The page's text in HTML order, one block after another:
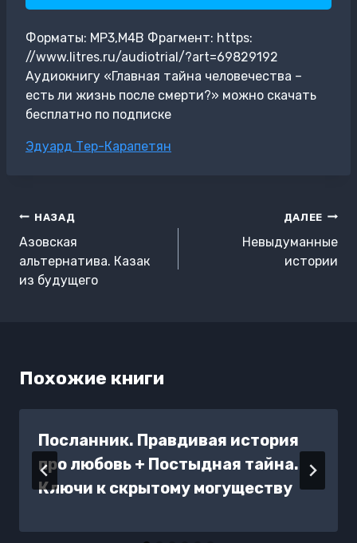
Форматы: MP3,M4B Фрагмент: https:
//www.litres.ru/audiotrial/?art=69829192
Аудиокнигу «Главная тайна человечества –
есть ли жизнь после смерти?» можно скачать
бесплатно по подписке
Метки
Эдуард Тер-Карапетян
Навигация
по
записям
НАЗАД
Азовская
альтернатива. Казак
из будущего
ДАЛЕЕ
Невыдуманные
истории
Похожие книги
Посланник. Правдивая история
про любовь + Постыдная тайна.
Ключи к скрытому могуществу